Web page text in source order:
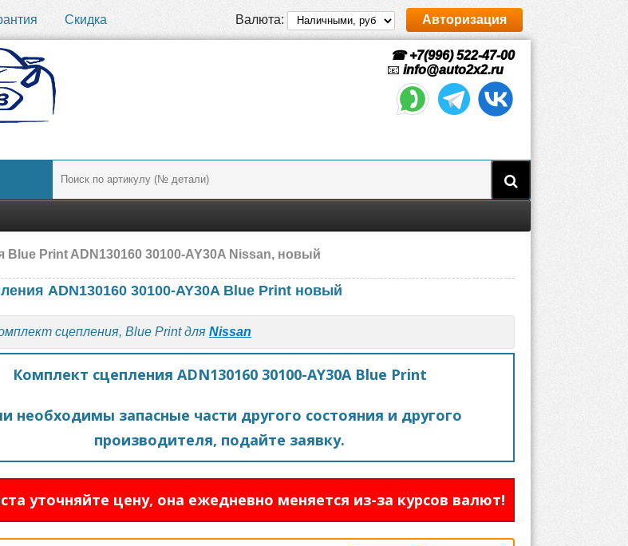
Скидка Валюта: Авторизация
☎ +7(996) 522-47-00
📧 info@auto2x2.ru
Blue Print ADN130160 30100-AY30A Nissan, новый
ADN130160 30100-AY30A Blue Print новый
сцепления, Blue Print для Nissan
Комплект сцепления ADN130160 30100-AY30A Blue Print
необходимы запасные части другого состояния и другого
производителя, подайте заявку.
уточняйте цену, она ежедневно меняется из-за курсов валют!